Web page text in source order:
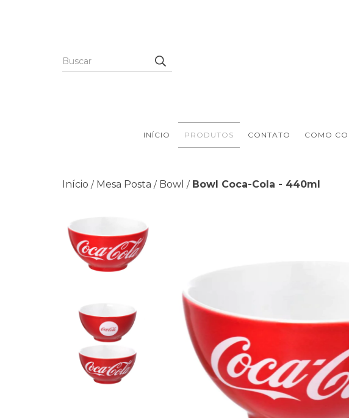
INÍCIO PRODUTOS CONTATO COMO
Início / Mesa Posta / Bowl / Bowl Coca-Cola - 440ml